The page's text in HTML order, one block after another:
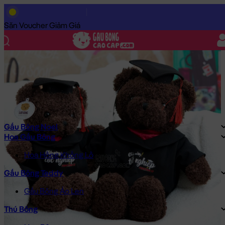
Săn Voucher Giảm Giá
Gấu Bông Noel
Hoa Gấu Bông
Hoa Hồng Khổng Lồ
Gấu Bông Teddy
Gấu Bông Áo Len
Thú Bông
Trang Chủ